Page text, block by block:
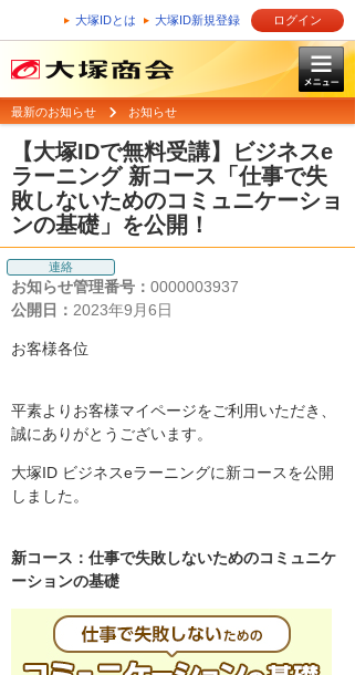
大塚IDとは 大塚ID新規登録 ログイン
最新のお知らせ お知らせ
【大塚IDで無料受講】ビジネスe
ラーニング 新コース「仕事で失
敗しないためのコミュニケーショ
ンの基礎」を公開！
連絡
お知らせ管理番号： 0000003937
公開日： 2023年9月6日
お客様各位
平素よりお客様マイページをご利用いただき、
誠にありがとうございます。
大塚ID ビジネスeラーニングに新コースを公開
しました。
新コース：仕事で失敗しないためのコミュニケ
ーションの基礎